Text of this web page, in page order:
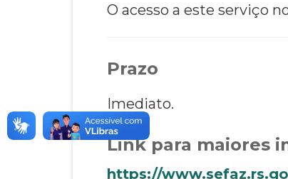
O acesso a este serviço
Prazo
Imediato.
Link para maiores
https://